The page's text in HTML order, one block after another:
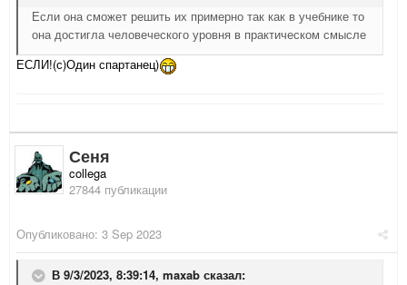
Если она сможет решить их примерно так как в учебнике то
она достигла человеческого уровня в практическом смысле
ЕСЛИ!(с)Один спартанец)
Сеня
collega
27844 публикации
Опубликовано: 3 Sep 2023
В 9/3/2023, 8:39:14, maxab сказал: